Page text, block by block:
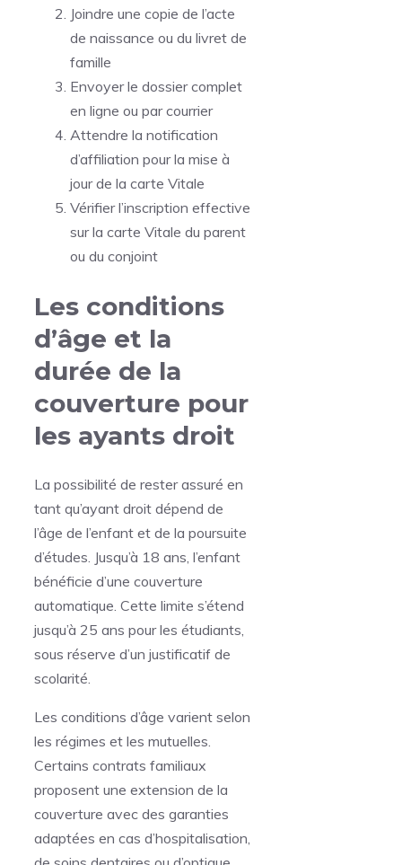
Joindre une copie de l’acte
de naissance ou du livret de
famille
Envoyer le dossier complet
en ligne ou par courrier
Attendre la notification
d’affiliation pour la mise à
jour de la carte Vitale
Vérifier l’inscription effective
sur la carte Vitale du parent
ou du conjoint
Les conditions
d’âge et la
durée de la
couverture pour
les ayants droit
La possibilité de rester assuré en
tant qu’ayant droit dépend de
l’âge de l’enfant et de la poursuite
d’études. Jusqu’à 18 ans, l’enfant
bénéficie d’une couverture
automatique. Cette limite s’étend
jusqu’à 25 ans pour les étudiants,
sous réserve d’un justificatif de
scolarité.
Les conditions d’âge varient selon
les régimes et les mutuelles.
Certains contrats familiaux
proposent une extension de la
couverture avec des garanties
adaptées en cas d’hospitalisation,